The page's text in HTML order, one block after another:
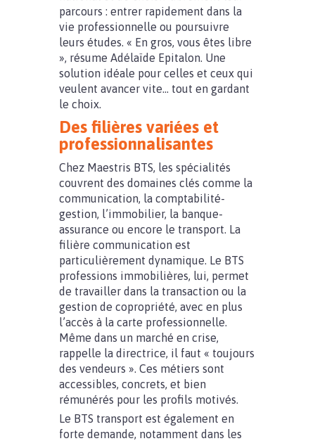
parcours : entrer rapidement dans la
vie professionnelle ou poursuivre
leurs études. « En gros, vous êtes libre
», résume Adélaïde Epitalon. Une
solution idéale pour celles et ceux qui
veulent avancer vite… tout en gardant
le choix.
Des filières variées et
professionnalisantes
Chez Maestris BTS, les spécialités
couvrent des domaines clés comme la
communication, la comptabilité-
gestion, l’immobilier, la banque-
assurance ou encore le transport. La
filière communication est
particulièrement dynamique. Le BTS
professions immobilières, lui, permet
de travailler dans la transaction ou la
gestion de copropriété, avec en plus
l’accès à la carte professionnelle.
Même dans un marché en crise,
rappelle la directrice, il faut « toujours
des vendeurs ». Ces métiers sont
accessibles, concrets, et bien
rémunérés pour les profils motivés.
Le BTS transport est également en
forte demande, notamment dans les